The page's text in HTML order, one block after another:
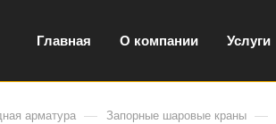
Главная О компании Услуги
арматура — Запорные шаровые краны —